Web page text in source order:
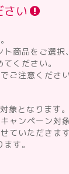
さい
商品をご選択
ください。
ご注意ください
象となります。
ャンペーン対
ていただきます
す。